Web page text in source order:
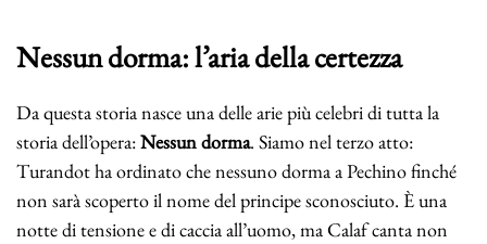
Nessun dorma: l’aria della certezza
Da questa storia nasce una delle arie più celebri di tutta la
storia dell’opera:Nessun dorma. Siamo nel terzo atto:
Turandot ha ordinato che nessuno dorma a Pechino finché
non sarà scoperto il nome del principe sconosciuto. È una
notte di tensione e di caccia all’uomo, ma Calaf canta non